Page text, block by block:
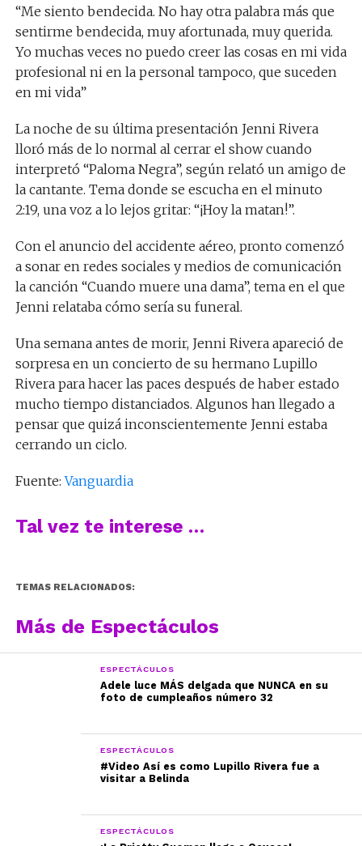
“Me siento bendecida. No hay otra palabra más que
sentirme bendecida, muy afortunada, muy querida.
Yo muchas veces no puedo creer las cosas en mi vida
profesional ni en la personal tampoco, que suceden
en mi vida”
La noche de su última presentación Jenni Rivera
lloró más de lo normal al cerrar el show cuando
interpretó “Paloma Negra”, según relató un amigo de
la cantante. Tema donde se escucha en el minuto
2:19, una voz a lo lejos gritar: “¡Hoy la matan!”.
Con el anuncio del accidente aéreo, pronto comenzó
a sonar en redes sociales y medios de comunicación
la canción “Cuando muere una dama”, tema en el que
Jenni relataba cómo sería su funeral.
Una semana antes de morir, Jenni Rivera apareció de
sorpresa en un concierto de su hermano Lupillo
Rivera para hacer las paces después de haber estado
mucho tiempo distanciados. Algunos han llegado a
pensar que quizá inconscientemente Jenni estaba
cerrando un ciclo.
Fuente:Vanguardia
Tal vez te interese …
TEMAS RELACIONADOS:
Más de Espectáculos
ESPECTÁCULOS
Adele luce MÁS delgada que NUNCA en su
foto de cumpleaños número 32
ESPECTÁCULOS
#Video Así es como Lupillo Rivera fue a
visitar a Belinda
ESPECTÁCULOS